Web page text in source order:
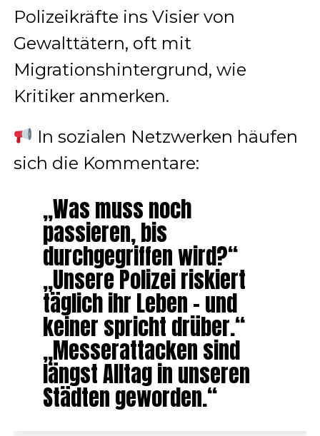
Polizeikräfte ins Visier von
Gewalttätern, oft mit
Migrationshintergrund, wie
Kritiker anmerken.
In sozialen Netzwerken häufen
sich die Kommentare:
„Was muss noch
passieren, bis
durchgegriffen wird?“
„Unsere Polizei riskiert
täglich ihr Leben – und
keiner spricht drüber.“
„Messerattacken sind
längst Alltag in unseren
Städten geworden.“